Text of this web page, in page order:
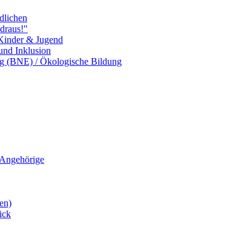
& Jugend
Inklusion
(BNE) / Ökologische Bildung